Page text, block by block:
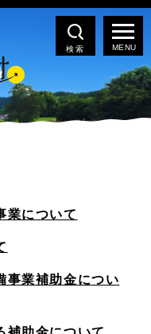
検索
業について
事業補助金につい